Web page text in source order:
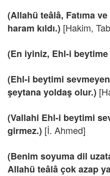
(Allahü teâlâ, Fatıma
haram kıldı.) [Hakim,
(En iyiniz, Ehl-i
(Ehl-i beytimi
şeytana yoldaş olur.)
(Vallahi Ehl-i beytimi
girmez.) [İ. Ahmed]
(Benim soyuma dil
Allahü teâlâ çok azap